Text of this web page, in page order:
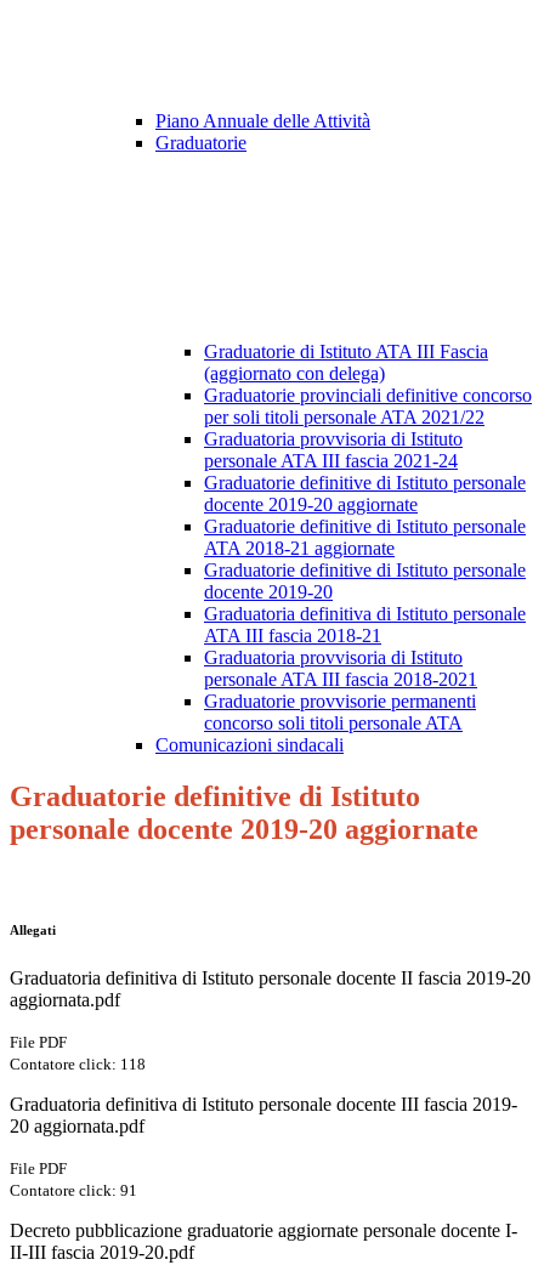
Piano Annuale delle Attività
Graduatorie
Graduatorie di Istituto ATA III Fascia
(aggiornato con delega)
Graduatorie provinciali definitive concorso
per soli titoli personale ATA 2021/22
Graduatoria provvisoria di Istituto
personale ATA III fascia 2021-24
Graduatorie definitive di Istituto personale
docente 2019-20 aggiornate
Graduatorie definitive di Istituto personale
ATA 2018-21 aggiornate
Graduatorie definitive di Istituto personale
docente 2019-20
Graduatoria definitiva di Istituto personale
ATA III fascia 2018-21
Graduatoria provvisoria di Istituto
personale ATA III fascia 2018-2021
Graduatorie provvisorie permanenti
concorso soli titoli personale ATA
Comunicazioni sindacali
Graduatorie definitive di Istituto
personale docente 2019-20 aggiornate
Allegati
Graduatoria definitiva di Istituto personale docente II fascia 2019-20
aggiornata.pdf
File PDF
Contatore click: 118
Graduatoria definitiva di Istituto personale docente III fascia 2019-
20 aggiornata.pdf
File PDF
Contatore click: 91
Decreto pubblicazione graduatorie aggiornate personale docente I-
II-III fascia 2019-20.pdf